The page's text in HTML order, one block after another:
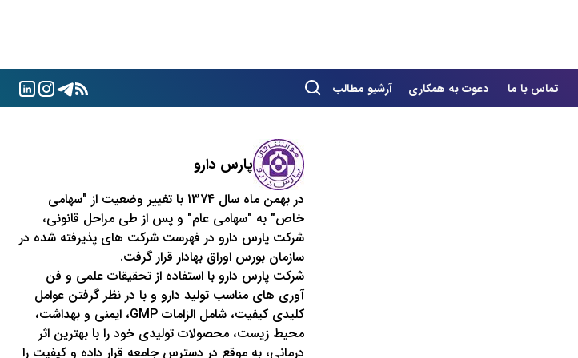
تماس با ما دعوت به همکاری آرشیو مطالب
پارس دارو
در بهمن ماه سال 1374 با تغییر وضعیت از "سهامی
خاص" به "سهامی عام" و پس از طی مراحل قانونی،
شرکت پارس دارو در فهرست شرکت های پذیرفته شده در
سازمان بورس اوراق بهادار قرار گرفت.
شرکت پارس دارو با استفاده از تحقیقات علمی و فن
آوری های مناسب تولید دارو و با در نظر گرفتن عوامل
کلیدی کیفیت، شامل الزامات GMP، ایمنی و بهداشت،
محیط زیست، محصولات تولیدی خود را با بهترین اثر
درمانی، به موقع در دسترس جامعه قرار داده و کیفیت را